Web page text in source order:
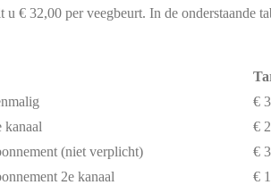
u € 32,00 per veegbeurt. In de onderstaande
€
kanaal
€
(niet verplicht)
€
2e kanaal
€